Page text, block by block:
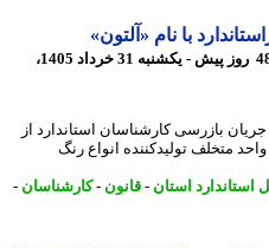
با نام «آلتون»
48 روز پیش - یکشنبه 31 خرداد 1405،
بازرسی کارشناسان استاندارد از
تولیدکننده انواع رنگ
استان-قانون-کارشناسان-